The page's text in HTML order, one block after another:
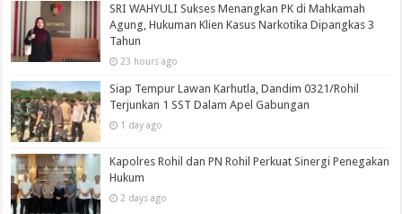
SRI WAHYULI Sukses Menangkan PK di Mahkamah
Agung, Hukuman Klien Kasus Narkotika Dipangkas 3
Tahun
23 hours ago
Siap Tempur Lawan Karhutla, Dandim 0321/Rohil
Terjunkan 1 SST Dalam Apel Gabungan
1 day ago
Kapolres Rohil dan PN Rohil Perkuat Sinergi Penegakan
Hukum
2 days ago